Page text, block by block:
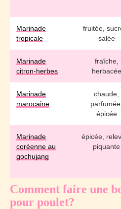
Marinade
tropicale
fruitée,
salée
Marinade
citron-herbes
fraîche,
herbacée
Marinade
marocaine
chaude,
parfumée,
épicée
Marinade
coréenne au
gochujang
épicée,
piquante
Comment faire une
pour poulet?